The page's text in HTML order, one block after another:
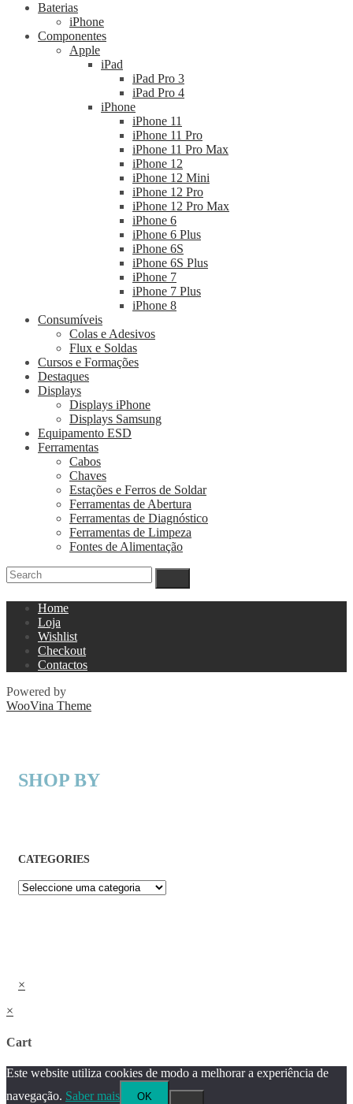
Baterias
iPhone
Componentes
Apple
iPad
iPad Pro 3
iPad Pro 4
iPhone
iPhone 11
iPhone 11 Pro
iPhone 11 Pro Max
iPhone 12
iPhone 12 Mini
iPhone 12 Pro
iPhone 12 Pro Max
iPhone 6
iPhone 6 Plus
iPhone 6S
iPhone 6S Plus
iPhone 7
iPhone 7 Plus
iPhone 8
Consumíveis
Colas e Adesivos
Flux e Soldas
Cursos e Formações
Destaques
Displays
Displays iPhone
Displays Samsung
Equipamento ESD
Ferramentas
Cabos
Chaves
Estações e Ferros de Soldar
Ferramentas de Abertura
Ferramentas de Diagnóstico
Ferramentas de Limpeza
Fontes de Alimentação
Home
Loja
Wishlist
Checkout
Contactos
Powered by
WooVina Theme
SHOP BY
CATEGORIES
×
×
Cart
Este website utiliza cookies de modo a melhorar a experiência de
navegação. Saber mais OK